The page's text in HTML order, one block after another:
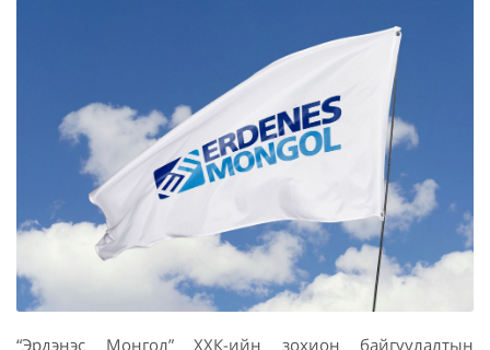
“Эрдэнэс Монгол” ХХК-ийн зохион байгуулалтын